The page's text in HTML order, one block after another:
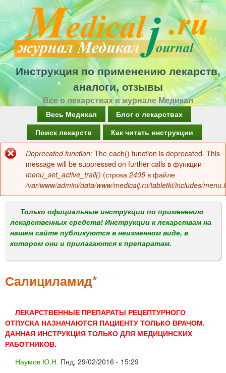
Перейти
к
основному
содержанию
Инструкция по применению лекарств,
аналоги, отзывы
Все о лекарствах в журнале Медикал
а
в
о
м
е
н
Весь Медикал
Блог о лекарствах
Поиск лекарств
Как читать инструкции
Сообщение
об
ошибке
Deprecated function: The each() function is deprecated. This
message will be suppressed on further calls в функции
menu_set_active_trail() (строка 2405 в файле
/var/www/admini/data/www/medicalj.ru/tabletki/includes/
Только официальные инструкции по применению
лекарственных средств! Инструкции к лекарствам на
нашем сайте публикуются в неизменном виде, в
котором они и прилагаются к препаратам.
Салициламид*
ЛЕКАРСТВЕННЫЕ ПРЕПАРАТЫ РЕЦЕПТУРНОГО
ОТПУСКА НАЗНАЧАЮТСЯ ПАЦИЕНТУ ТОЛЬКО ВРАЧОМ.
ДАННАЯ ИНСТРУКЦИЯ ТОЛЬКО ДЛЯ МЕДИЦИНСКИХ
РАБОТНИКОВ.
Наумов Ю.Н. Пнд, 29/02/2016 - 15:29